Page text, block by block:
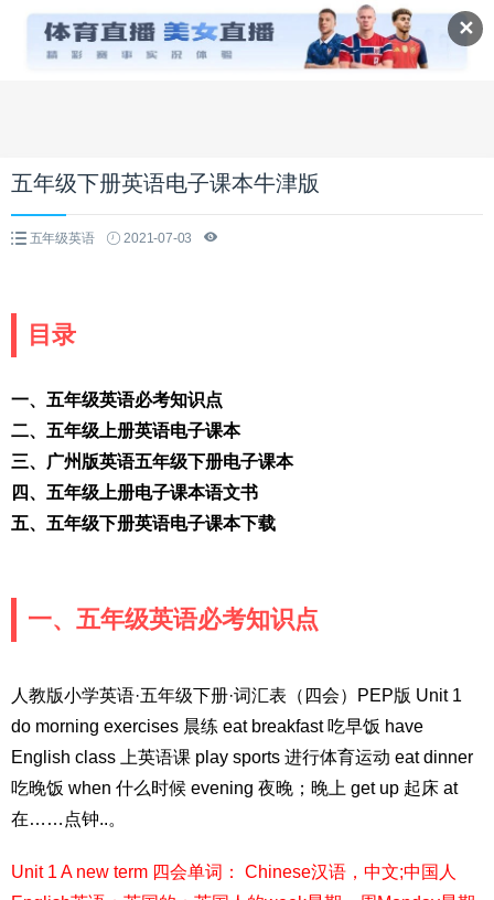
✕
五年级下册英语电子课本牛津版
五年级英语 2021-07-03
目录
一、五年级英语必考知识点
二、五年级上册英语电子课本
三、广州版英语五年级下册电子课本
四、五年级上册电子课本语文书
五、五年级下册英语电子课本下载
一、五年级英语必考知识点
人教版小学英语·五年级下册·词汇表（四会）PEP版 Unit 1
do morning exercises 晨练 eat breakfast 吃早饭 have
English class 上英语课 play sports 进行体育运动 eat dinner
吃晚饭 when 什么时候 evening 夜晚；晚上 get up 起床 at
在……点钟..。
Unit 1 A new term 四会单词： Chinese汉语，中文;中国人